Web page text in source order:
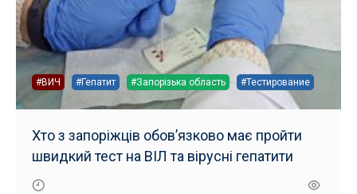
#ВИЧ #Гепатит #Запорізька область #Тестирование
Хто з запоріжців обов’язково має пройти
швидкий тест на ВІЛ та вірусні гепатити